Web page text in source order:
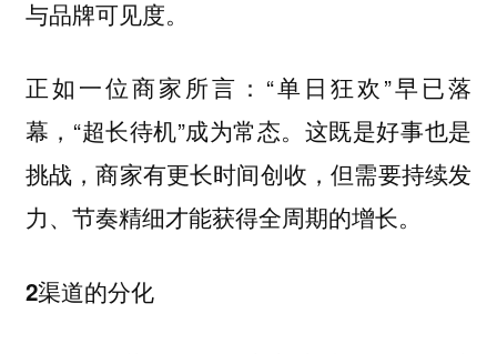
与品牌可见度。
正如一位商家所言：“单日狂欢”早已落
幕，“超长待机”成为常态。这既是好事也是
挑战，商家有更长时间创收，但需要持续发
力、节奏精细才能获得全周期的增长。
2渠道的分化